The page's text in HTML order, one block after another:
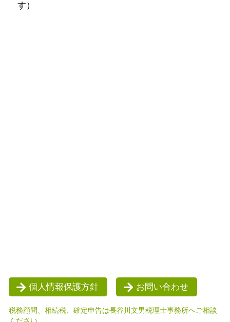
す）
個人情報保護方針 お問い合わせ
税務顧問、相続税、確定申告は長谷川文男税理士事務所へご相談